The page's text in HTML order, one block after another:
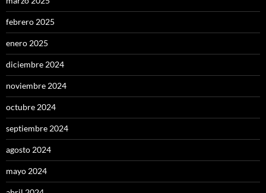
febrero 2025
enero 2025
diciembre 2024
noviembre 2024
octubre 2024
septiembre 2024
agosto 2024
mayo 2024